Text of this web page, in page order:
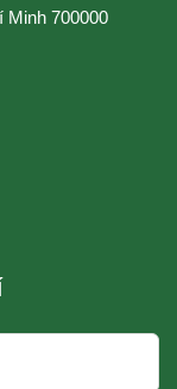
Minh 700000